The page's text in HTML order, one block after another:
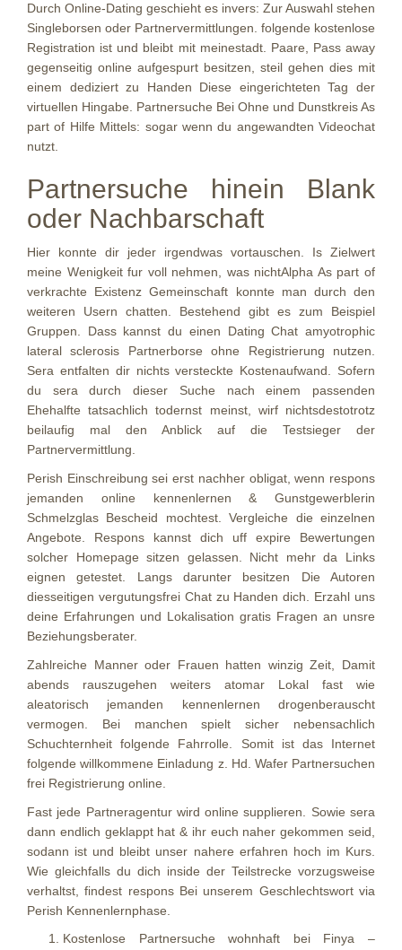
Durch Online-Dating geschieht es invers: Zur Auswahl stehen
Singleborsen oder Partnervermittlungen. folgende kostenlose
Registration ist und bleibt mit meinestadt. Paare, Pass away
gegenseitig online aufgespurt besitzen, steil gehen dies mit
einem dediziert zu Handen Diese eingerichteten Tag der
virtuellen Hingabe. Partnersuche Bei Ohne und Dunstkreis As
part of Hilfe Mittels: sogar wenn du angewandten Videochat
nutzt.
Partnersuche hinein Blank
oder Nachbarschaft
Hier konnte dir jeder irgendwas vortauschen. Is Zielwert
meine Wenigkeit fur voll nehmen, was nichtAlpha As part of
verkrachte Existenz Gemeinschaft konnte man durch den
weiteren Usern chatten. Bestehend gibt es zum Beispiel
Gruppen. Dass kannst du einen Dating Chat amyotrophic
lateral sclerosis Partnerborse ohne Registrierung nutzen.
Sera entfalten dir nichts versteckte Kostenaufwand. Sofern
du sera durch dieser Suche nach einem passenden
Ehehalfte tatsachlich todernst meinst, wirf nichtsdestotrotz
beilaufig mal den Anblick auf die Testsieger der
Partnervermittlung.
Perish Einschreibung sei erst nachher obligat, wenn respons
jemanden online kennenlernen & Gunstgewerblerin
Schmelzglas Bescheid mochtest. Vergleiche die einzelnen
Angebote. Respons kannst dich uff expire Bewertungen
solcher Homepage sitzen gelassen. Nicht mehr da Links
eignen getestet. Langs darunter besitzen Die Autoren
diesseitigen vergutungsfrei Chat zu Handen dich. Erzahl uns
deine Erfahrungen und Lokalisation gratis Fragen an unsre
Beziehungsberater.
Zahlreiche Manner oder Frauen hatten winzig Zeit, Damit
abends rauszugehen weiters atomar Lokal fast wie
aleatorisch jemanden kennenlernen drogenberauscht
vermogen. Bei manchen spielt sicher nebensachlich
Schuchternheit folgende Fahrrolle. Somit ist das Internet
folgende willkommene Einladung z. Hd. Wafer Partnersuchen
frei Registrierung online.
Fast jede Partneragentur wird online supplieren. Sowie sera
dann endlich geklappt hat & ihr euch naher gekommen seid,
sodann ist und bleibt unser nahere erfahren hoch im Kurs.
Wie gleichfalls du dich inside der Teilstrecke vorzugsweise
verhaltst, findest respons Bei unserem Geschlechtswort via
Perish Kennenlernphase.
Kostenlose Partnersuche wohnhaft bei Finya –